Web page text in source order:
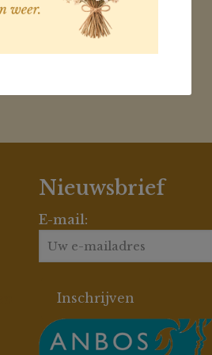
Nieuwsbrief
E-mail: